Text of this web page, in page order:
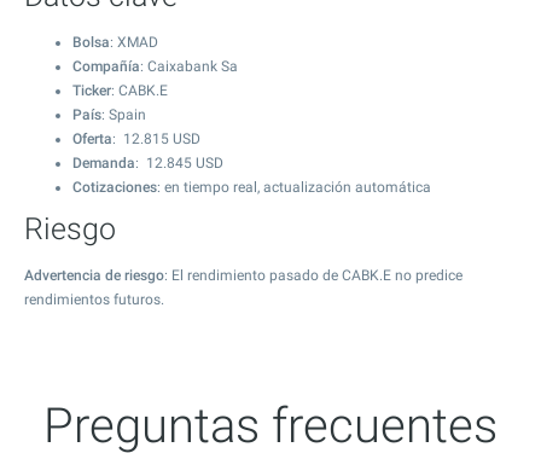
Bolsa: XMAD
Compañía: Caixabank Sa
Ticker: CABK.E
País: Spain
Oferta: 12.815 USD
Demanda: 12.845 USD
Cotizaciones: en tiempo real, actualización automática
Riesgo
Advertencia de riesgo: El rendimiento pasado de CABK.E no predice
rendimientos futuros.
Preguntas frecuentes